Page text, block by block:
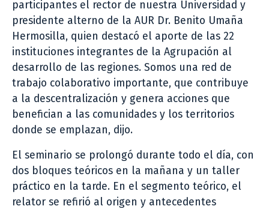
participantes el rector de nuestra Universidad y
presidente alterno de la AUR Dr. Benito Umaña
Hermosilla, quien destacó el aporte de las 22
instituciones integrantes de la Agrupación al
desarrollo de las regiones. Somos una red de
trabajo colaborativo importante, que contribuye
a la descentralización y genera acciones que
benefician a las comunidades y los territorios
donde se emplazan, dijo.
El seminario se prolongó durante todo el día, con
dos bloques teóricos en la mañana y un taller
práctico en la tarde. En el segmento teórico, el
relator se refirió al origen y antecedentes